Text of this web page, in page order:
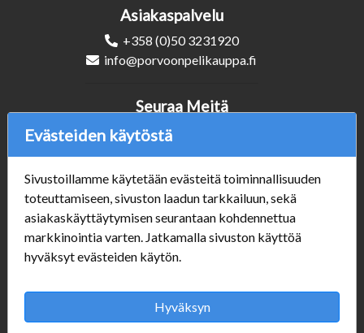
4,50 €
Tilapäisesti loppu
12,00 €
Evästeiden käytöstä
Sivustoillamme käytetään evästeitä toiminnallisuuden
toteuttamiseen, sivuston laadun tarkkailuun, sekä
asiakaskäyttäytymisen seurantaan kohdennettua
markkinointia varten. Jatkamalla sivuston käyttöä
hyväksyt evästeiden käytön.
Hyväksyn